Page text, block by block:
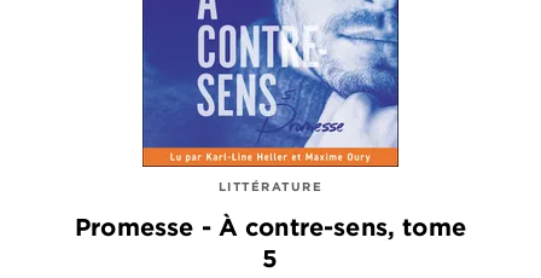
LITTÉRATURE
Promesse - À contre-sens, tome
5